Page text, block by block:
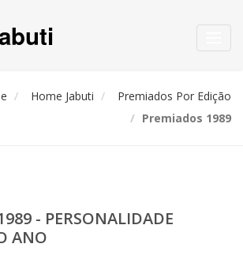
Home Jabuti
Premiados Por Edição
Premiados 1989
- PERSONALIDADE
ANO